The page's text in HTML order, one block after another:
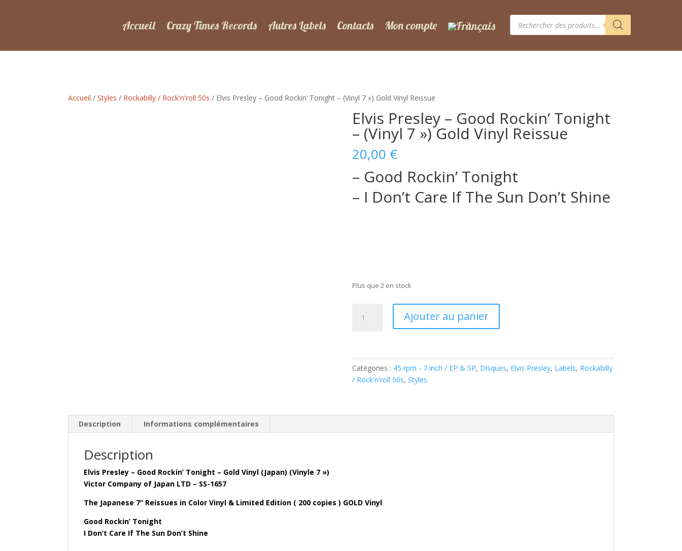
Accueil Crazy Times Records Autres Labels Contacts Mon compte
Recherche
produits
Accueil /Styles / Rockabilly / Rock'n'roll 50s / Elvis Presley – Good Rockin’ Tonight – (Vinyl 7 ») Gold Vinyl Reissue
Elvis Presley – Good Rockin’ Tonight
– (Vinyl 7 ») Gold Vinyl Reissue
20,00 €
– Good Rockin’ Tonight
– I Don’t Care If The Sun Don’t Shine
Plus que 2 en stock
Good
Rockin'
(Vinyl
Ajouter au panier
Catégories : 45 rpm - 7 inch / EP & SP, Disques, Elvis Presley, Labels, Rockabilly
/ Rock'n'roll 50s, Styles
Description Informations complémentaires
Description
Elvis Presley – Good Rockin’ Tonight – Gold Vinyl (Japan) (Vinyle 7 »)
Victor Company of Japan LTD – SS-1657
The Japanese 7” Reissues in Color Vinyl & Limited Edition ( 200 copies ) GOLD Vinyl
Good Rockin’ Tonight
I Don’t Care If The Sun Don’t Shine